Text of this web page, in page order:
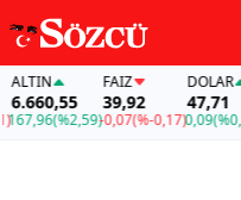
(%2,59)
FAİZ
39,92
-0,07(%-0,17)
DOLAR
47,71
0,09(%0,18)